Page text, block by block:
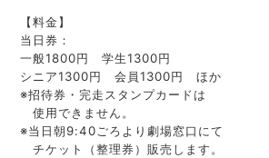
【料金】
当日券：
一般1800円 学生1300円
シニア1300円 会員1300円 ほか
※招待券・完走スタンプカードは
使用できません。
※当日朝9:40ごろより劇場窓口にて
チケット（整理券）販売します。